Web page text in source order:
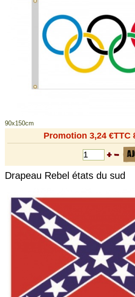
90x150cm
Promotion 3,24 €TTC
Drapeau Rebel états du sud